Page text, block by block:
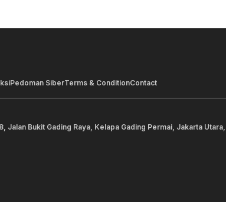
Pedoman SiberTerms & ConditionContact
Jalan Bukit Gading Raya, Kelapa Gading Permai, Jakarta